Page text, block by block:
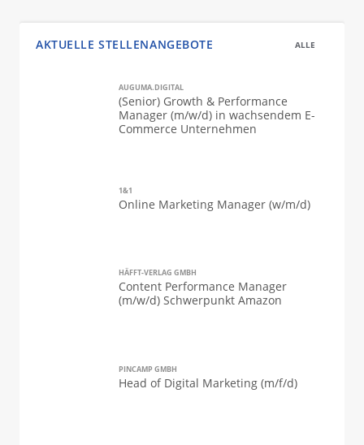
AKTUELLE STELLENANGEBOTE ALLE
AUGUMA.DIGITAL
(Senior) Growth & Performance
Manager (m/w/d) in wachsendem E-
Commerce Unternehmen
1&1
Online Marketing Manager (w/m/d)
HÄFFT-VERLAG GMBH
Content Performance Manager
(m/w/d) Schwerpunkt Amazon
PINCAMP GMBH
Head of Digital Marketing (m/f/d)